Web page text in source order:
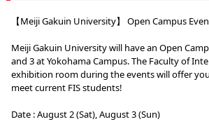
【Meiji Gakuin University】 Open Campus
Meiji Gakuin University will have an Open
and 3 at Yokohama Campus. The Faculty of
exhibition room during the events will offer
meet current FIS students!
Date : August 2 (Sat), August 3 (Sun)